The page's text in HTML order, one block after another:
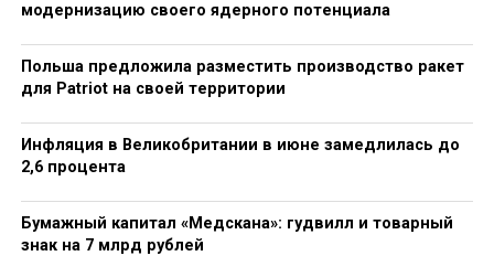
модернизацию своего ядерного потенциала
Польша предложила разместить производство ракет
для Patriot на своей территории
Инфляция в Великобритании в июне замедлилась до
2,6 процента
Бумажный капитал «Медскана»: гудвилл и товарный
знак на 7 млрд рублей